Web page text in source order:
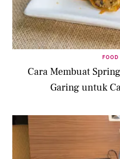
FOOD
Cara Membuat
Garing untuk